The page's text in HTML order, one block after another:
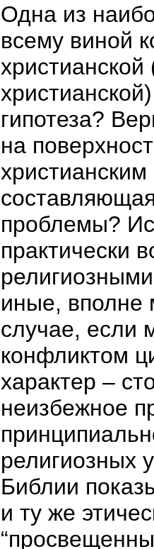
Одна из
всему виной
гипотеза?
на
проблемы?
практически
иные, вполне
случае, если
конфликтом
характер –
неизбежное
религиозных
Библии
и ту же